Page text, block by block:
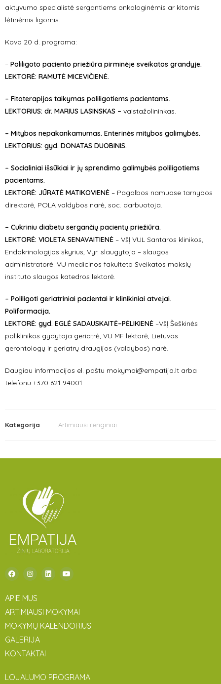
aktyvumo specialistė sergantiems onkologinėmis ar kitomis
lėtinėmis ligomis.
Kovo 20 d. programa:
– Poliligoto paciento priežiūra pirminėje sveikatos grandyje.
LEKTORĖ: RAMUTĖ MICEVIČIENĖ.
– Fitoterapijos taikymas poliligotiems pacientams.
LEKTORIUS: dr. MARIUS LASINSKAS – vaistažolininkas.
– Mitybos nepakankamumas. Enterinės mitybos galimybės.
LEKTORIUS: gyd. DONATAS DUOBINIS.
– Socialiniai išsūkiai ir jų sprendimo galimybės poliligotiems
pacientams.
LEKTORĖ: JŪRATĖ MATIKOVIENĖ – Pagalbos namuose tarnybos
direktorė, POLA valdybos narė, soc. darbuotoja.
– Cukriniu diabetu sergančių pacientų priežiūra.
LEKTORĖ: VIOLETA SENAVAITIENĖ – VšĮ VUL Santaros klinikos,
Endokrinologijos skyrius, Vyr. slaugytoja – slaugos
administratorė. VU medicinos fakulteto Sveikatos mokslų
instituto slaugos katedros lektorė.
– Poliligoti geriatriniai pacientai ir klinikiniai atvejai.
Polifarmacija.
LEKTORĖ: gyd. EGLĖ SADAUSKAITĖ–PĖLIKIENĖ –VšĮ Šeškinės
poliklinikos gydytoja geriatrė, VU MF lektorė, Lietuvos
gerontologų ir geriatrų draugijos (valdybos) narė.
Daugiau informacijos el. paštu mokymai@empatija.lt arba
telefonu +370 621 94001
Kategorija Artimiausi renginiai
APIE MUS
ARTIMIAUSI MOKYMAI
MOKYMŲ KALENDORIUS
GALERIJA
KONTAKTAI
LOJALUMO PROGRAMA